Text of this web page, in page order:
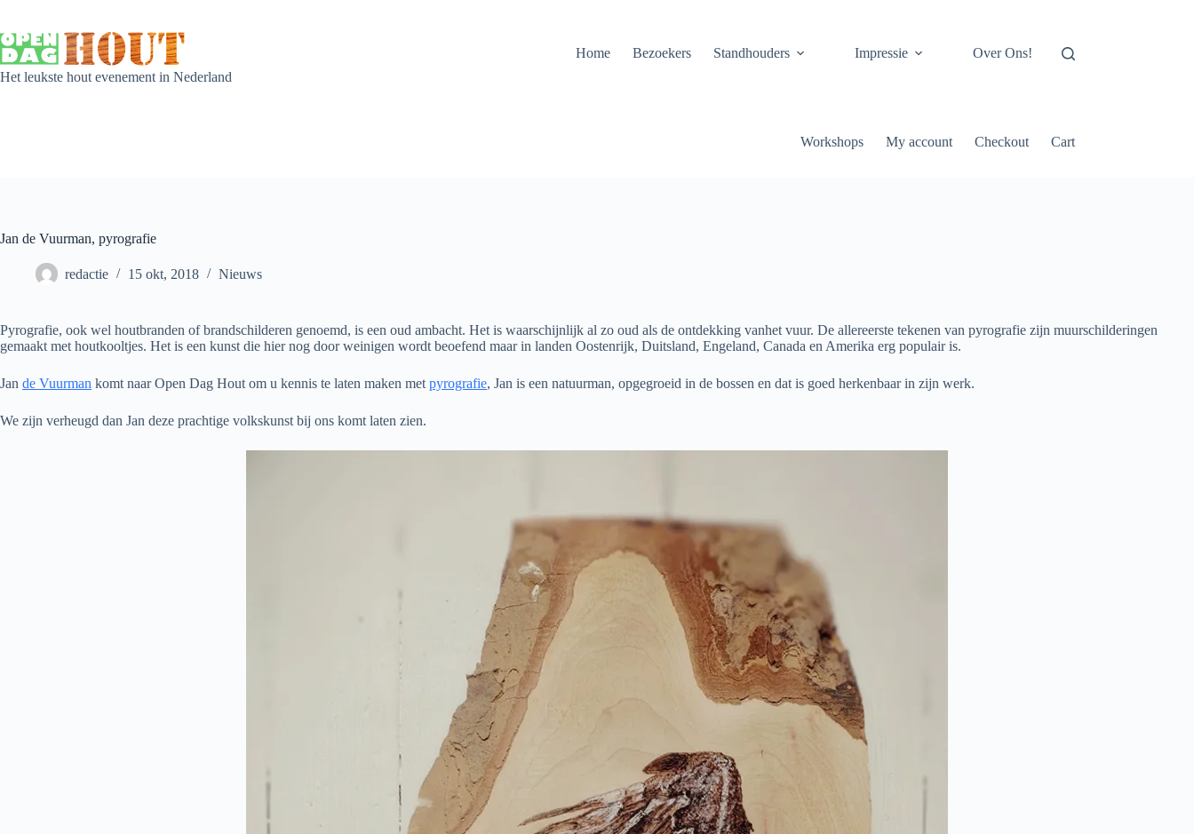
Het leukste hout evenement in Nederland
Home Bezoekers Standhouders Impressie Over Ons!
Workshops My account Checkout Cart
Jan de Vuurman, pyrografie
redactie 15 okt, 2018 Nieuws
Pyrografie, ook wel houtbranden of brandschilderen genoemd, is een oud ambacht. Het is waarschijnlijk al zo oud als de ontdekking vanhet vuur. De allereerste tekenen van pyrografie zijn muurschilderingen
gemaakt met houtkooltjes. Het is een kunst die hier nog door weinigen wordt beoefend maar in landen Oostenrijk, Duitsland, Engeland, Canada en Amerika erg populair is.
Jan de Vuurman komt naar Open Dag Hout om u kennis te laten maken met pyrografie, Jan is een natuurman, opgegroeid in de bossen en dat is goed herkenbaar in zijn werk.
We zijn verheugd dan Jan deze prachtige volkskunst bij ons komt laten zien.